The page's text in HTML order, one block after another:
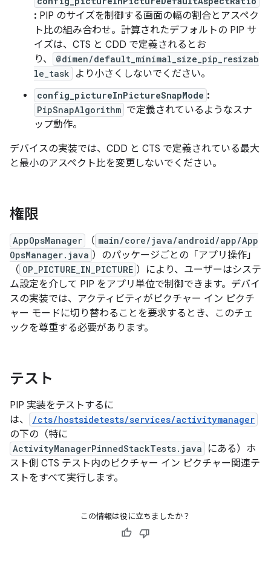
: PIP のサイズを制御する画面の幅の割合とアスペク
ト比の組み合わせ。計算されたデフォルトの PIP サ
イズは、CTS と CDD で定義されるとお
り、
@dimen/default_minimal_size_pip_resizab
le_task
より小さくしないでください。
config_pictureInPictureSnapMode :
PipSnapAlgorithm で定義されているようなスナ
ップ動作。
デバイスの実装では、CDD と CTS で定義されている最大
と最小のアスペクト比を変更しないでください。
権限
AppOpsManager （ main/core/java/android/app/App
OpsManager.java ）のパッケージごとの「アプリ操作」
（ OP_PICTURE_IN_PICTURE ）により、ユーザーはシステ
ム設定を介して PIP をアプリ単位で制御できます。デバイ
スの実装では、アクティビティがピクチャー イン ピクチ
ャー モードに切り替わることを要求するとき、このチェ
ックを尊重する必要があります。
テスト
PIP 実装をテストするに
は、
/cts/hostsidetests/services/activitymanager
の下の（特に
ActivityManagerPinnedStackTests.java
にある）ホ
スト側 CTS テスト内のピクチャー イン ピクチャー関連テ
ストをすべて実行します。
この情報は役に立ちましたか？